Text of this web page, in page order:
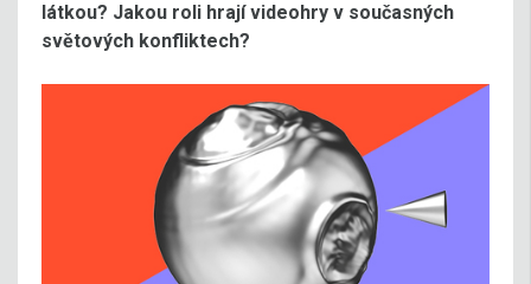
látkou? Jakou roli hrají videohry v současných
světových konfliktech?